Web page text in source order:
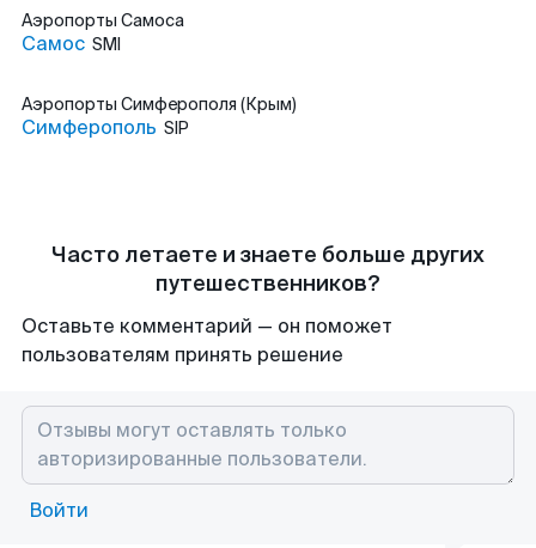
Аэропорты Самоса
Самос SMI
Аэропорты Симферополя (Крым)
Симферополь SIP
Часто летаете и знаете больше других
путешественников?
Оставьте комментарий — он поможет
пользователям принять решение
Войти